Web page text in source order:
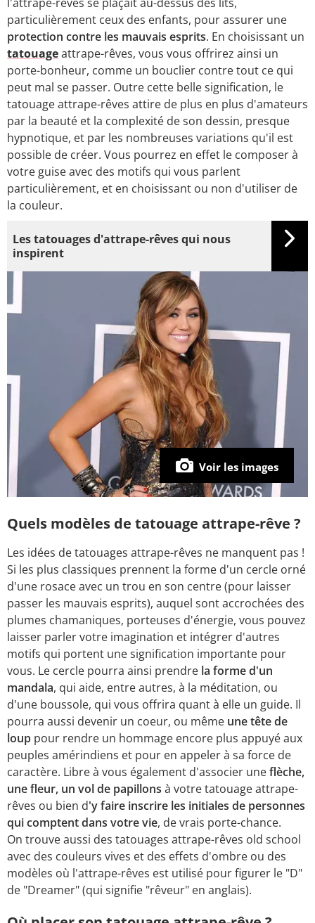
particulièrement ceux des enfants, pour assurer une
protection contre les mauvais esprits. En choisissant un
tatouageattrape-rêves, vous vous offrirez ainsi un
porte-bonheur, comme un bouclier contre tout ce qui
peut mal se passer. Outre cette belle signification, le
tatouage attrape-rêves attire de plus en plus d'amateurs
par la beauté et la complexité de son dessin, presque
hypnotique, et par les nombreuses variations qu'il est
possible de créer. Vous pourrez en effet le composer à
votre guise avec des motifs qui vous parlent
particulièrement, et en choisissant ou non d'utiliser de
la couleur.
Voir les images
Les tatouages d'attrape-rêves qui nous
inspirent
Quels modèles de tatouage attrape-rêve ?
Les idées de tatouages attrape-rêves ne manquent pas !
Si les plus classiques prennent la forme d'un cercle orné
d'une rosace avec un trou en son centre (pour laisser
passer les mauvais esprits), auquel sont accrochées des
plumes chamaniques, porteuses d'énergie, vous pouvez
laisser parler votre imagination et intégrer d'autres
motifs qui portent une signification importante pour
vous. Le cercle pourra ainsi prendre la forme d'un
mandala, qui aide, entre autres, à la méditation, ou
d'une boussole, qui vous offrira quant à elle un guide. Il
pourra aussi devenir un coeur, ou même une tête de
loup pour rendre un hommage encore plus appuyé aux
peuples amérindiens et pour en appeler à sa force de
caractère. Libre à vous également d'associer uneflèche,
une fleur, un vol de papillons à votre tatouage attrape-
rêves ou bien d'y faire inscrire les initiales de personnes
qui comptent dans votre vie, de vrais porte-chance.
On trouve aussi des tatouages attrape-rêves old school
avec des couleurs vives et des effets d'ombre ou des
modèles où l'attrape-rêves est utilisé pour figurer le "D"
de "Dreamer" (qui signifie "rêveur" en anglais).